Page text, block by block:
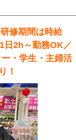
修期間は時給
日2h～勤務OK／
・学生・主婦活
！